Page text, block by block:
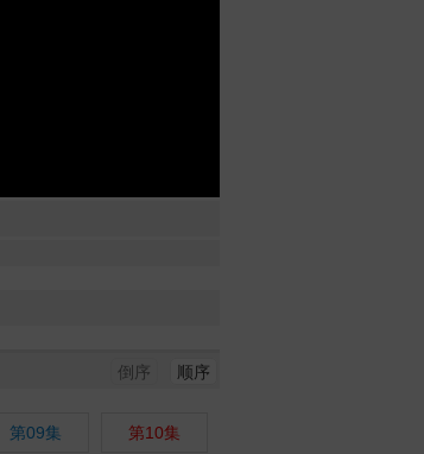
倒序 顺序
第09集 第10集